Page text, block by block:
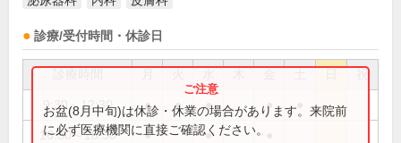
診療/受付時間・休診日
祝
9:30～12:30 ● ● ● ●
16:30～18:30 ● ●
お盆(8月中旬)は休診・休業の場合があります。来院前
に必ず医療機関に直接ご確認ください。